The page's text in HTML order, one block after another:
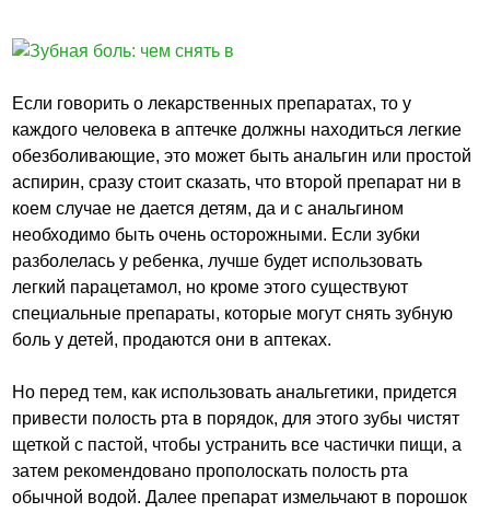
Если говорить о лекарственных препаратах, то у
каждого человека в аптечке должны находиться легкие
обезболивающие, это может быть анальгин или простой
аспирин, сразу стоит сказать, что второй препарат ни в
коем случае не дается детям, да и с анальгином
необходимо быть очень осторожными. Если зубки
разболелась у ребенка, лучше будет использовать
легкий парацетамол, но кроме этого существуют
специальные препараты, которые могут снять зубную
боль у детей, продаются они в аптеках.
Но перед тем, как использовать анальгетики, придется
привести полость рта в порядок, для этого зубы чистят
щеткой с пастой, чтобы устранить все частички пищи, а
затем рекомендовано прополоскать полость рта
обычной водой. Далее препарат измельчают в порошок